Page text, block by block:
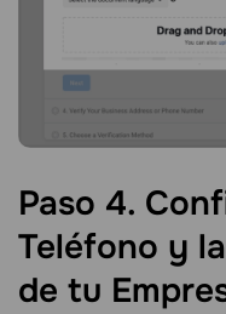
Paso 4.
Teléfono y
de tu